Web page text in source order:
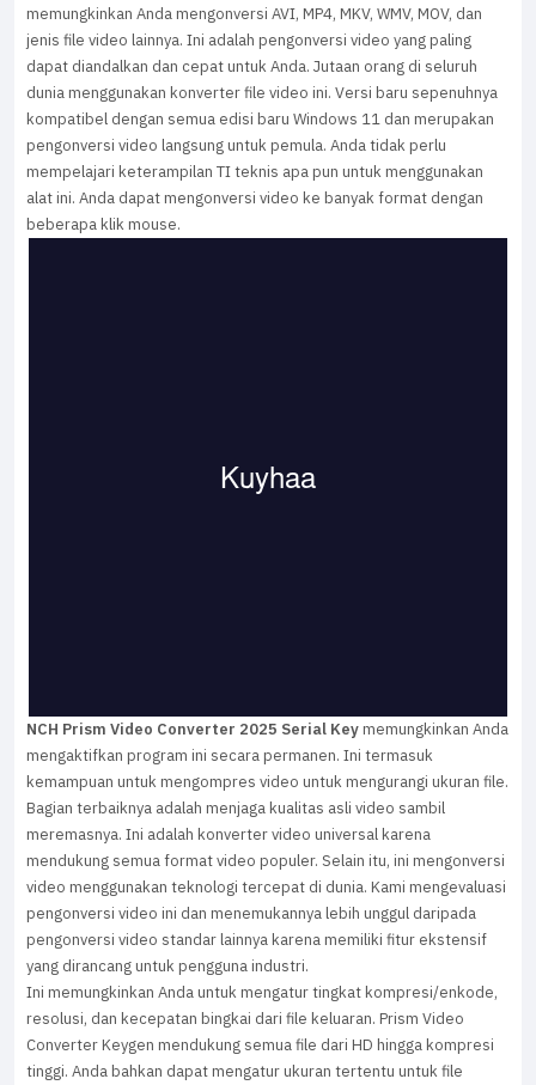
memungkinkan Anda mengonversi AVI, MP4, MKV, WMV, MOV, dan
jenis file video lainnya. Ini adalah pengonversi video yang paling
dapat diandalkan dan cepat untuk Anda. Jutaan orang di seluruh
dunia menggunakan konverter file video ini. Versi baru sepenuhnya
kompatibel dengan semua edisi baru Windows 11 dan merupakan
pengonversi video langsung untuk pemula. Anda tidak perlu
mempelajari keterampilan TI teknis apa pun untuk menggunakan
alat ini. Anda dapat mengonversi video ke banyak format dengan
beberapa klik mouse.
NCH Prism Video Converter 2025 Serial Keymemungkinkan Anda
mengaktifkan program ini secara permanen. Ini termasuk
kemampuan untuk mengompres video untuk mengurangi ukuran file.
Bagian terbaiknya adalah menjaga kualitas asli video sambil
meremasnya. Ini adalah konverter video universal karena
mendukung semua format video populer. Selain itu, ini mengonversi
video menggunakan teknologi tercepat di dunia. Kami mengevaluasi
pengonversi video ini dan menemukannya lebih unggul daripada
pengonversi video standar lainnya karena memiliki fitur ekstensif
yang dirancang untuk pengguna industri.
Ini memungkinkan Anda untuk mengatur tingkat kompresi/enkode,
resolusi, dan kecepatan bingkai dari file keluaran. Prism Video
Converter Keygen mendukung semua file dari HD hingga kompresi
tinggi. Anda bahkan dapat mengatur ukuran tertentu untuk file